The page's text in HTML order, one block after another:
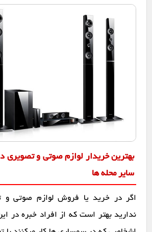
بهترین خریدار لوازم صوتی و تصویری
سایر محله ها
اگر در خرید یا فروش لوازم صوتی و
ندارید بهتر است که از افراد خبره در